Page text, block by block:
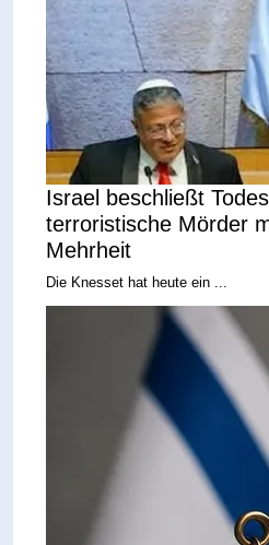
Israel beschließt
terroristische Mörder
Mehrheit
Die Knesset hat heute ein ...